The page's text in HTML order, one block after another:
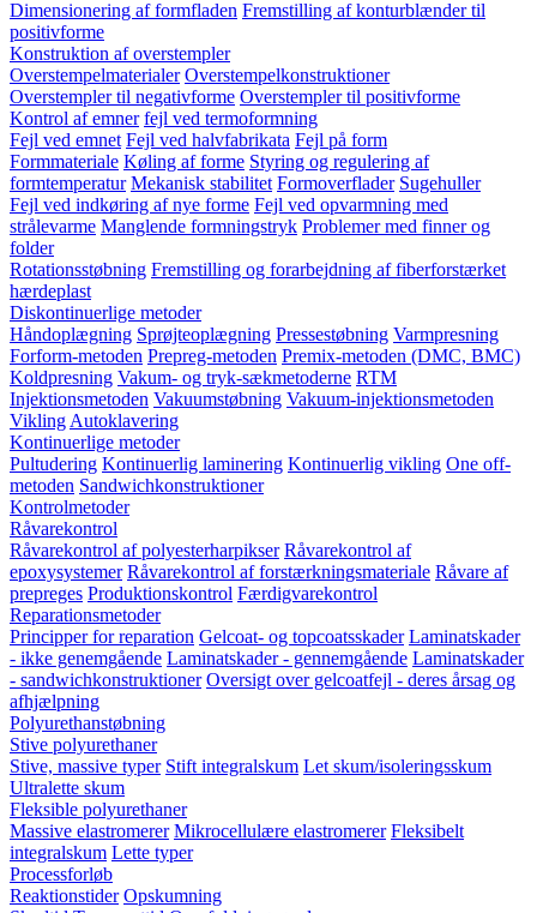
Dimensionering af formfladen Fremstilling af konturblænder til
positivforme
Konstruktion af overstempler
Overstempelmaterialer Overstempelkonstruktioner
Overstempler til negativforme Overstempler til positivforme
Kontrol af emner fejl ved termoformning
Fejl ved emnet Fejl ved halvfabrikata Fejl på form
Formmateriale Køling af forme Styring og regulering af
formtemperatur Mekanisk stabilitet Formoverflader Sugehuller
Fejl ved indkøring af nye forme Fejl ved opvarmning med
strålevarme Manglende formningstryk Problemer med finner og
folder
Rotationsstøbning Fremstilling og forarbejdning af fiberforstærket
hærdeplast
Diskontinuerlige metoder
Håndoplægning Sprøjteoplægning Pressestøbning Varmpresning
Forform-metoden Prepreg-metoden Premix-metoden (DMC, BMC)
Koldpresning Vakum- og tryk-sækmetoderne RTM
Injektionsmetoden Vakuumstøbning Vakuum-injektionsmetoden
Vikling Autoklavering
Kontinuerlige metoder
Pultudering Kontinuerlig laminering Kontinuerlig vikling One off-
metoden Sandwichkonstruktioner
Kontrolmetoder
Råvarekontrol
Råvarekontrol af polyesterharpikser Råvarekontrol af
epoxysystemer Råvarekontrol af forstærkningsmateriale Råvare af
prepreges Produktionskontrol Færdigvarekontrol
Reparationsmetoder
Principper for reparation Gelcoat- og topcoatsskader Laminatskader
- ikke genemgående Laminatskader - gennemgående Laminatskader
- sandwichkonstruktioner Oversigt over gelcoatfejl - deres årsag og
afhjælpning
Polyurethanstøbning
Stive polyurethaner
Stive, massive typer Stift integralskum Let skum/isoleringsskum
Ultralette skum
Fleksible polyurethaner
Massive elastromerer Mikrocellulære elastromerer Fleksibelt
integralskum Lette typer
Processforløb
Reaktionstider Opskumning